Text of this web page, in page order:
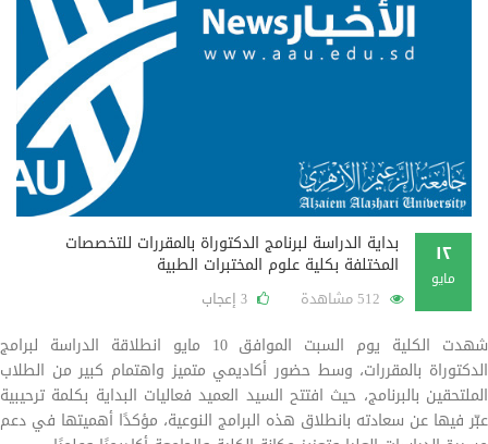
١٢
مايو
بداية الدراسة لبرنامج الدكتوراة بالمقررات للتخصصات
المختلفة بكلية علوم المختبرات الطبية
3 إعجاب
شهدت الكلية يوم السبت الموافق 10 مايو انطلاقة الدراسة لبرامج
الدكتوراة بالمقررات، وسط حضور أكاديمي متميز واهتمام كبير من الطلاب
الملتحقين بالبرنامج، حيث افتتح السيد العميد فعاليات البداية بكلمة ترحيبية
عبّر فيها عن سعادته بانطلاق هذه البرامج النوعية، مؤكدًا أهميتها في دعم